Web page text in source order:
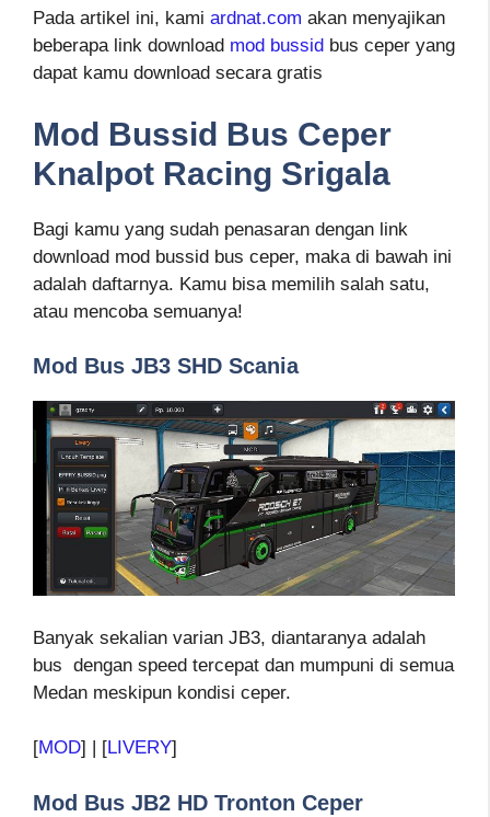
Pada artikel ini, kami ardnat.com akan menyajikan
beberapa link download mod bussid bus ceper yang
dapat kamu download secara gratis
Mod Bussid Bus Ceper
Knalpot Racing Srigala
Bagi kamu yang sudah penasaran dengan link
download mod bussid bus ceper, maka di bawah ini
adalah daftarnya. Kamu bisa memilih salah satu,
atau mencoba semuanya!
Mod Bus JB3 SHD Scania
Banyak sekalian varian JB3, diantaranya adalah
bus dengan speed tercepat dan mumpuni di semua
Medan meskipun kondisi ceper.
[MOD] | [LIVERY]
Mod Bus JB2 HD Tronton Ceper